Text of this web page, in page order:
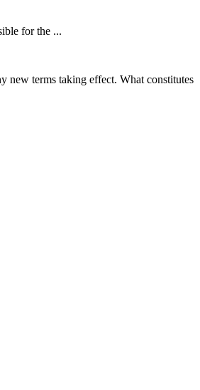
for the ...
new terms taking effect. What constitutes